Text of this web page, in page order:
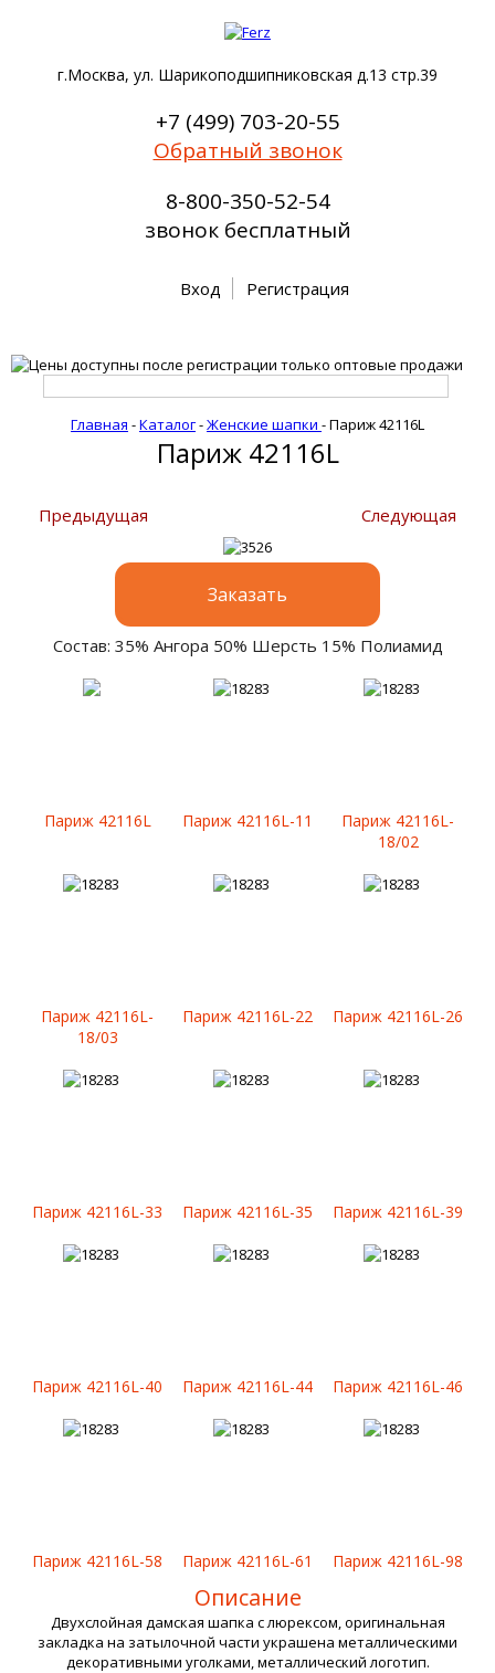
г.Москва, ул. Шарикоподшипниковская д.13 стр.39
+7 (499) 703-20-55
Обратный звонок
8-800-350-52-54
звонок бесплатный
Вход Регистрация
Главная -Каталог-Женские шапки -Париж 42116L
Париж 42116L
Предыдущая Следующая
Заказать
Состав: 35% Ангора 50% Шерсть 15% Полиамид
Париж 42116L Париж 42116L-11
Париж 42116L-
18/02
Париж 42116L-
18/03
Париж 42116L-22 Париж 42116L-26
Париж 42116L-33 Париж 42116L-35 Париж 42116L-39
Париж 42116L-40 Париж 42116L-44 Париж 42116L-46
Париж 42116L-58 Париж 42116L-61 Париж 42116L-98
Описание
Двухслойная дамская шапка с люрексом, оригинальная
закладка на затылочной части украшена металлическими
декоративными уголками, металлический логотип.